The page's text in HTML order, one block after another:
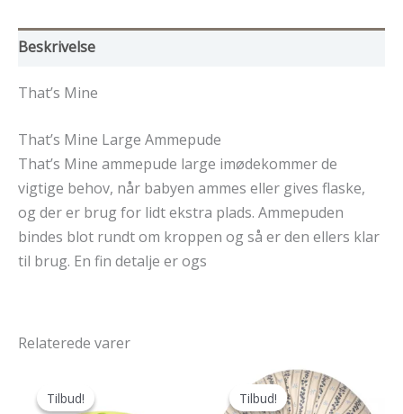
Beskrivelse
That’s Mine
That’s Mine Large Ammepude
That’s Mine ammepude large imødekommer de
vigtige behov, når babyen ammes eller gives flaske,
og der er brug for lidt ekstra plads. Ammepuden
bindes blot rundt om kroppen og så er den ellers klar
til brug. En fin detalje er ogs
Relaterede varer
Tilbud!
Tilbud! Tilbud!
Tilbud!